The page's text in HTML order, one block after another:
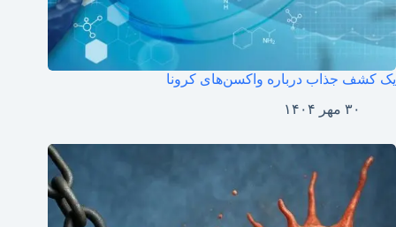
یک کشف جذاب درباره واکسن‌های کرونا
۳۰ مهر ۱۴۰۴